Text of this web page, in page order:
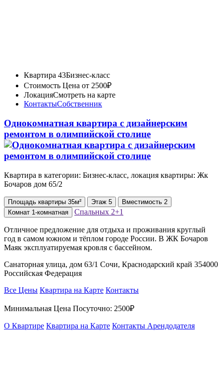
Квартира 43Бизнес-класс
Стоимость Цена от 2500₽
ЛокацияСмотреть на карте
КонтактыСобственник
Однокомнатная квартира с дизайнерским
ремонтом в олимпийской столице
Квартира в категории: Бизнес-класс, локация квартиры: Жк
Бочаров дом 65/2
Площадь квартиры 35м² Этаж 5 Вместимость 2
Комнат 1-комнатная Спальных 2+1
Отличное предложение для отдыха и проживания круглый
год в самом южном и тёплом городе России. В ЖК Бочаров
Маяк эксплуатируемая кровля с бассейном.
Санаторная улица, дом 63/1 Сочи, Краснодарский край 354000
Российская Федерация
Все Цены Квартира на Карте Контакты
Минимальная Цена Посуточно: 2500₽
О Квартире Квартира на Карте Контакты Арендодателя